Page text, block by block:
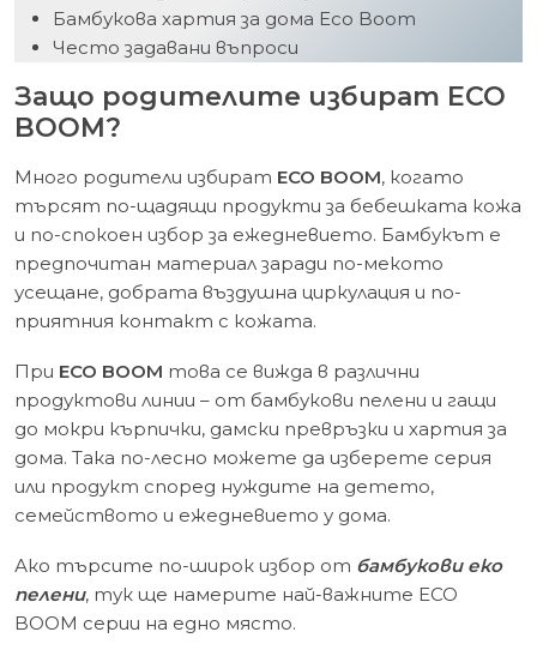
Бамбукова хартия за дома Eco Boom
Често задавани въпроси
Защо родителите избират ECO
BOOM?
Много родители избират ECO BOOM, когато
търсят по-щадящи продукти за бебешката кожа
и по-спокоен избор за ежедневието. Бамбукът е
предпочитан материал заради по-мекото
усещане, добрата въздушна циркулация и по-
приятния контакт с кожата.
При ECO BOOM това се вижда в различни
продуктови линии – от бамбукови пелени и гащи
до мокри кърпички, дамски превръзки и хартия за
дома. Така по-лесно можете да изберете серия
или продукт според нуждите на детето,
семейството и ежедневието у дома.
Ако търсите по-широк избор от бамбукови еко
пелени, тук ще намерите най-важните ECO
BOOM серии на едно място.